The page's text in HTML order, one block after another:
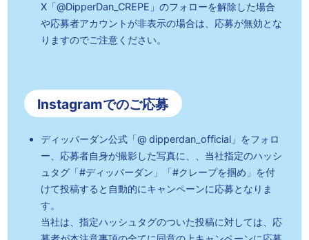
X「@DipperDan_CREPE」のフォローを解除した場合
や応募者アカウントが非表示の場合は、応募が無効とな
りますのでご注意ください。
Instagramでのご応募
ディッパーダン公式「@ dipperdan_official」をフォロ
ー、応募者自身が撮影した写真に、、 当社指定のハッシ
ュタグ「#ディッパーダン」「#クレープを掴め」を付
けて投稿すると自動的にキャンペーンに応募となりま
す。
当社は、指定ハッシュタグのついた投稿に対しては、応